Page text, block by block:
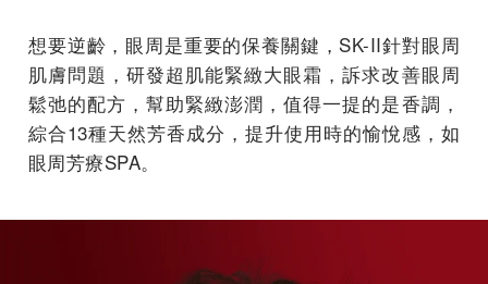
想要逆齡，眼周是重要的保養關鍵，SK-II針對眼周
肌膚問題，研發超肌能緊緻大眼霜，訴求改善眼周
鬆弛的配方，幫助緊緻澎潤，值得一提的是香調，
綜合13種天然芳香成分，提升使用時的愉悅感，如
眼周芳療SPA。